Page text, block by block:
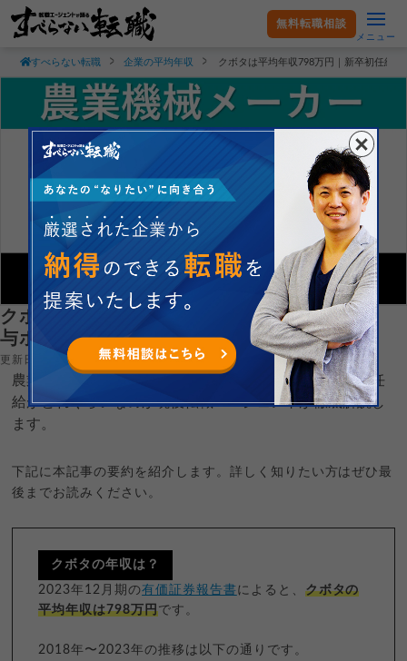
無料転職相談
メニュー
すべらない転職 企業の平均年収 クボタは平均年収798万円｜新卒初任給
クボタは平均年収798万円｜新卒初任給・賞
与ボーナスや残業時間も紹介！
更新日：2025.02.01
農業機械メーカーの株式会社クボタの平均年収や新卒初任
給がどれぐらいなのか現役転職エージェントが徹底解説し
ます。
下記に本記事の要約を紹介します。詳しく知りたい方はぜひ最
後までお読みください。
クボタの年収は？
2023年12月期の有価証券報告書によると、 クボタの
平均年収は798万円です。
2018年〜2023年の推移は以下の通りです。